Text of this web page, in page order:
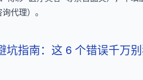
代理）。
指南：这 6 个错误千万别